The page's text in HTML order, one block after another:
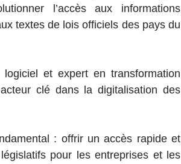
l’accès aux informations
textes de lois officiels des pays du
et expert en transformation
clé dans la digitalisation des
: offrir un accès rapide et
pour les entreprises et les